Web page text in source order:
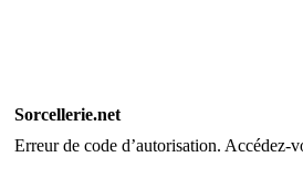
Sorcellerie.net
Erreur de code d’autorisation. Accédez-